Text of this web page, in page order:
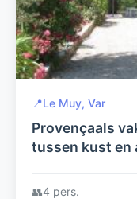
📍Le Muy, Var
Provençaals
tussen kust en
👥4 pers.